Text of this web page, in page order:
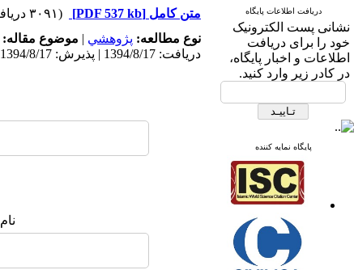
دریافت اطلاعات پایگاه
نشانی پست الکترونیک
خود را برای دریافت
اطلاعات و اخبار پایگاه،
در کادر زیر وارد کنید.
پایگاه نمایه کننده
متن کامل [PDF 537 kb]
(۳۰۹۱ دریافت)
نوع مطالعه: پژوهشي | موضوع مقاله:
دریافت: 1394/8/17 | پذیرش: 1394/8/17 | انتشار: 1394/8/17